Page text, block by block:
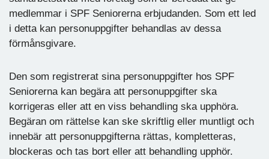
medlemmar i SPF Seniorerna erbjudanden. Som ett led
i detta kan personuppgifter behandlas av dessa
förmånsgivare.
Den som registrerat sina personuppgifter hos SPF
Seniorerna kan begära att personuppgifter ska
korrigeras eller att en viss behandling ska upphöra.
Begäran om rättelse kan ske skriftlig eller muntligt och
innebär att personuppgifterna rättas, kompletteras,
blockeras och tas bort eller att behandling upphör.